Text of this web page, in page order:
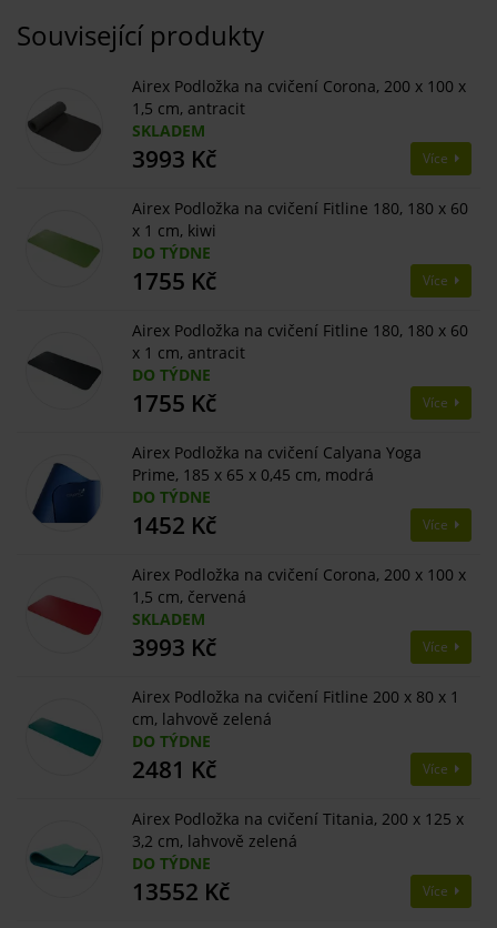
Související produkty
Airex Podložka na cvičení Corona, 200 x 100 x
1,5 cm, antracit
SKLADEM
3993 Kč Více
Airex Podložka na cvičení Fitline 180, 180 x 60
x 1 cm, kiwi
DO TÝDNE
1755 Kč Více
Airex Podložka na cvičení Fitline 180, 180 x 60
x 1 cm, antracit
DO TÝDNE
1755 Kč Více
Airex Podložka na cvičení Calyana Yoga
Prime, 185 x 65 x 0,45 cm, modrá
DO TÝDNE
1452 Kč Více
Airex Podložka na cvičení Corona, 200 x 100 x
1,5 cm, červená
SKLADEM
3993 Kč Více
Airex Podložka na cvičení Fitline 200 x 80 x 1
cm, lahvově zelená
DO TÝDNE
2481 Kč Více
Airex Podložka na cvičení Titania, 200 x 125 x
3,2 cm, lahvově zelená
DO TÝDNE
13552 Kč Více